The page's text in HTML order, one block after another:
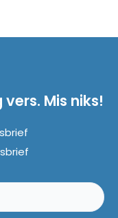
Mis niks!